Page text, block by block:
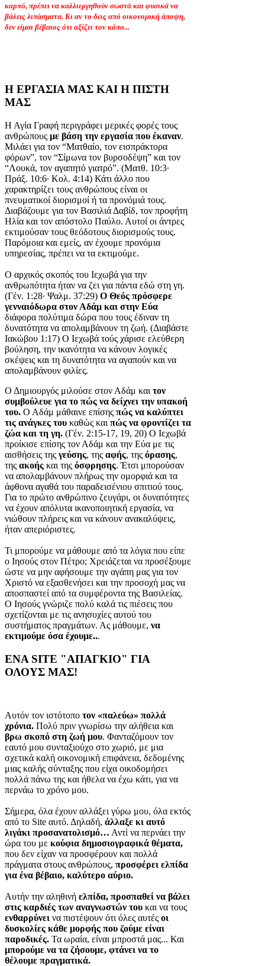
καρπό, πρέπει να καλλιεργηθούν σωστά και φυσικά να
βάλεις λιπάσματα. Κι αν το δεις από οικονομική άποψη,
δεν είμαι βέβαιος ότι αξίζει τον κόπο...
Η ΕΡΓΑΣΙΑ ΜΑΣ ΚΑΙ Η ΠΙΣΤΗ
ΜΑΣ
Η Αγία Γραφή περιγράφει μερικές φορές τους
ανθρώπους με βάση την εργασία που έκαναν.
Μιλάει για τον “Ματθαίο, τον εισπράκτορα
φόρων”, τον “Σίμωνα τον βυρσοδέψη” και τον
“Λουκά, τον αγαπητό γιατρό”. (Ματθ. 10:3·
Πράξ. 10:6· Κολ. 4:14) Κάτι άλλο που
χαρακτηρίζει τους ανθρώπους είναι οι
πνευματικοί διορισμοί ή τα προνόμιά τους.
Διαβάζουμε για τον Βασιλιά Δαβίδ, τον προφήτη
Ηλία και τον απόστολο Παύλο. Αυτοί οι άντρες
εκτιμούσαν τους θεόδοτους διορισμούς τους.
Παρόμοια και εμείς, αν έχουμε προνόμια
υπηρεσίας, πρέπει να τα εκτιμούμε.
Ο αρχικός σκοπός του Ιεχωβά για την
ανθρωπότητα ήταν να ζει για πάντα εδώ στη γη.
(Γέν. 1:28· Ψαλμ. 37:29) Ο Θεός πρόσφερε
γενναιόδωρα στον Αδάμ και στην Εύα
διάφορα πολύτιμα δώρα που τους έδιναν τη
δυνατότητα να απολαμβάνουν τη ζωή. (Διαβάστε
Ιακώβου 1:17) Ο Ιεχωβά τούς χάρισε ελεύθερη
βούληση, την ικανότητα να κάνουν λογικές
σκέψεις και τη δυνατότητα να αγαπούν και να
απολαμβάνουν φιλίες.
Ο Δημιουργός μιλούσε στον Αδάμ και τον
συμβούλευε για το πώς να δείχνει την υπακοή
του. Ο Αδάμ μάθαινε επίσης πώς να καλύπτει
τις ανάγκες του καθώς και πώς να φροντίζει τα
ζώα και τη γη. (Γέν. 2:15-17, 19, 20) Ο Ιεχωβά
προίκισε επίσης τον Αδάμ και την Εύα με τις
αισθήσεις της γεύσης, της αφής, της όρασης,
της ακοής και της όσφρησης. Έτσι μπορούσαν
να απολαμβάνουν πλήρως την ομορφιά και τα
άφθονα αγαθά του παραδεισένιου σπιτιού τους.
Για το πρώτο ανθρώπινο ζευγάρι, οι δυνατότητες
να έχουν απόλυτα ικανοποιητική εργασία, να
νιώθουν πλήρεις και να κάνουν ανακαλύψεις,
ήταν απεριόριστες.
Τι μπορούμε να μάθουμε από τα λόγια που είπε
ο Ιησούς στον Πέτρο; Χρειάζεται να προσέξουμε
ώστε να μην αφήσουμε την αγάπη μας για τον
Χριστό να εξασθενήσει και την προσοχή μας να
αποσπαστεί από τα συμφέροντα της Βασιλείας.
Ο Ιησούς γνώριζε πολύ καλά τις πιέσεις που
σχετίζονται με τις ανησυχίες αυτού του
συστήματος πραγμάτων. Ας μάθουμε, να
εκτιμούμε όσα έχουμε...
ΕΝΑ SITE "ΑΠΑΓΚΙΟ" ΓΙΑ
ΟΛΟΥΣ ΜΑΣ!
Αυτόν τον ιστότοπο τον «παλεύω» πολλά
χρόνια. Πολύ πριν γνωρίσω την αλήθεια και
βρω σκοπό στη ζωή μου. Φανταζόμουν τον
εαυτό μου συνταξιούχο στο χωριό, με μια
σχετικά καλή οικονομική επιφάνεια, δεδομένης
μιας καλής σύνταξης που είχα οικοδομήσει
πολλά πάνω της και ήθελα να έχω κάτι, για να
περνάω το χρόνο μου.
Σήμερα, όλα έχουν αλλάξει γύρω μου, όλα εκτός
από το Site αυτό. Δηλαδή, άλλαξε κι αυτό
λιγάκι προσανατολισμό… Αντί να περνάει την
ώρα του με κούφια δημοσιογραφικά θέματα,
που δεν είχαν να προσφέρουν και πολλά
πράγματα στους ανθρώπους, προσφέρει ελπίδα
για ένα βέβαιο, καλύτερο αύριο.
Αυτήν την αληθινή ελπίδα, προσπαθεί να βάλει
στις καρδιές των αναγνωστών του και να τους
ενθαρρύνει να πιστέψουν ότι όλες αυτές οι
δυσκολίες κάθε μορφής που ζούμε είναι
παροδικές. Τα ωραία, είναι μπροστά μας... Και
μπορούμε να τα ζήσουμε, φτάνει να το
θέλουμε πραγματικά.